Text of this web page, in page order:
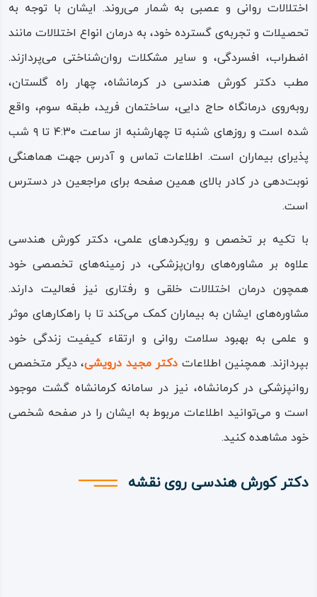
اختلالات روانی و عصبی به شمار می‌روند. ایشان با توجه به
تحصیلات و تجربه‌ی گسترده خود، به درمان انواع اختلالات مانند
اضطراب، افسردگی، و سایر مشکلات روان‌شناختی می‌پردازند.
مطب دکتر کورش هندسی در کرمانشاه، چهار راه گلستان،
روبه‌روی درمانگاه حاج دایی، ساختمان فرید، طبقه سوم، واقع
شده است و روزهای شنبه تا چهارشنبه از ساعت ۴:۳۰ تا ۹ شب
پذیرای بیماران است. اطلاعات تماس و آدرس جهت هماهنگی
نوبت‌دهی در کادر بالای همین صفحه برای مراجعین در دسترس
است.
با تکیه بر تخصص و رویکردهای علمی، دکتر کورش هندسی
علاوه بر مشاوره‌های روان‌پزشکی، در زمینه‌های تخصصی خود
همچون درمان اختلالات خلقی و رفتاری نیز فعالیت دارند.
مشاوره‌های ایشان به بیماران کمک می‌کند تا با راهکارهای موثر
و علمی به بهبود سلامت روانی و ارتقاء کیفیت زندگی خود
بپردازند. همچنین اطلاعات دکتر مجید درویشی، دیگر متخصص
روانپزشکی در کرمانشاه، نیز در سامانه کرمانشاه گشت موجود
است و می‌توانید اطلاعات مربوط به ایشان را در صفحه شخصی
خود مشاهده کنید.
دکتر کورش هندسی روی نقشه